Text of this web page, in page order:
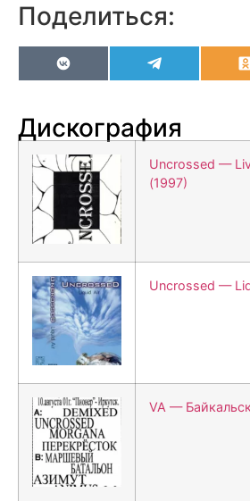
Поделиться:
VK
Дискография
Uncrossed —
(1997)
Uncrossed —
VA —